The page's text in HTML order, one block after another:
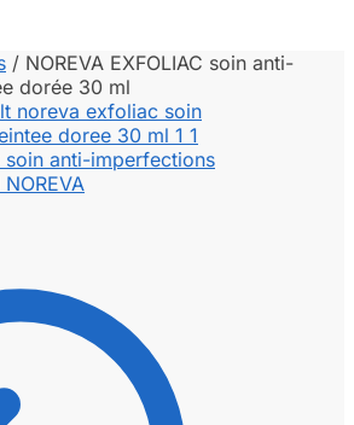
/ NOREVA EXFOLIAC soin anti-
dorée 30 ml